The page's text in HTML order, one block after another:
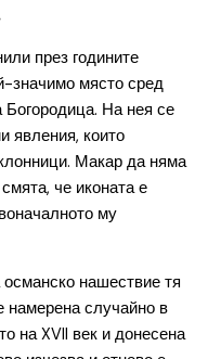
през годините
значимо място сред
Богородица. На нея се
явления, които
Макар да няма
че иконата е
му
нашествие тя
намерена случайно в
на XVII век и донесена